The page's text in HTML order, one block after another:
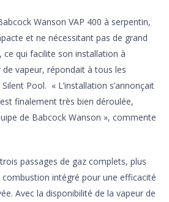
Wanson VAP 400 à serpentin,
et ne nécessitant pas de grand
ce qui facilite son installation à
de vapeur, répondait à tous les
Pool. « L’installation s’annonçait
finalement très bien déroulée,
de Babcock Wanson », commente
passages de gaz complets, plus
combustion intégré pour une efficacité
Avec la disponibilité de la vapeur de